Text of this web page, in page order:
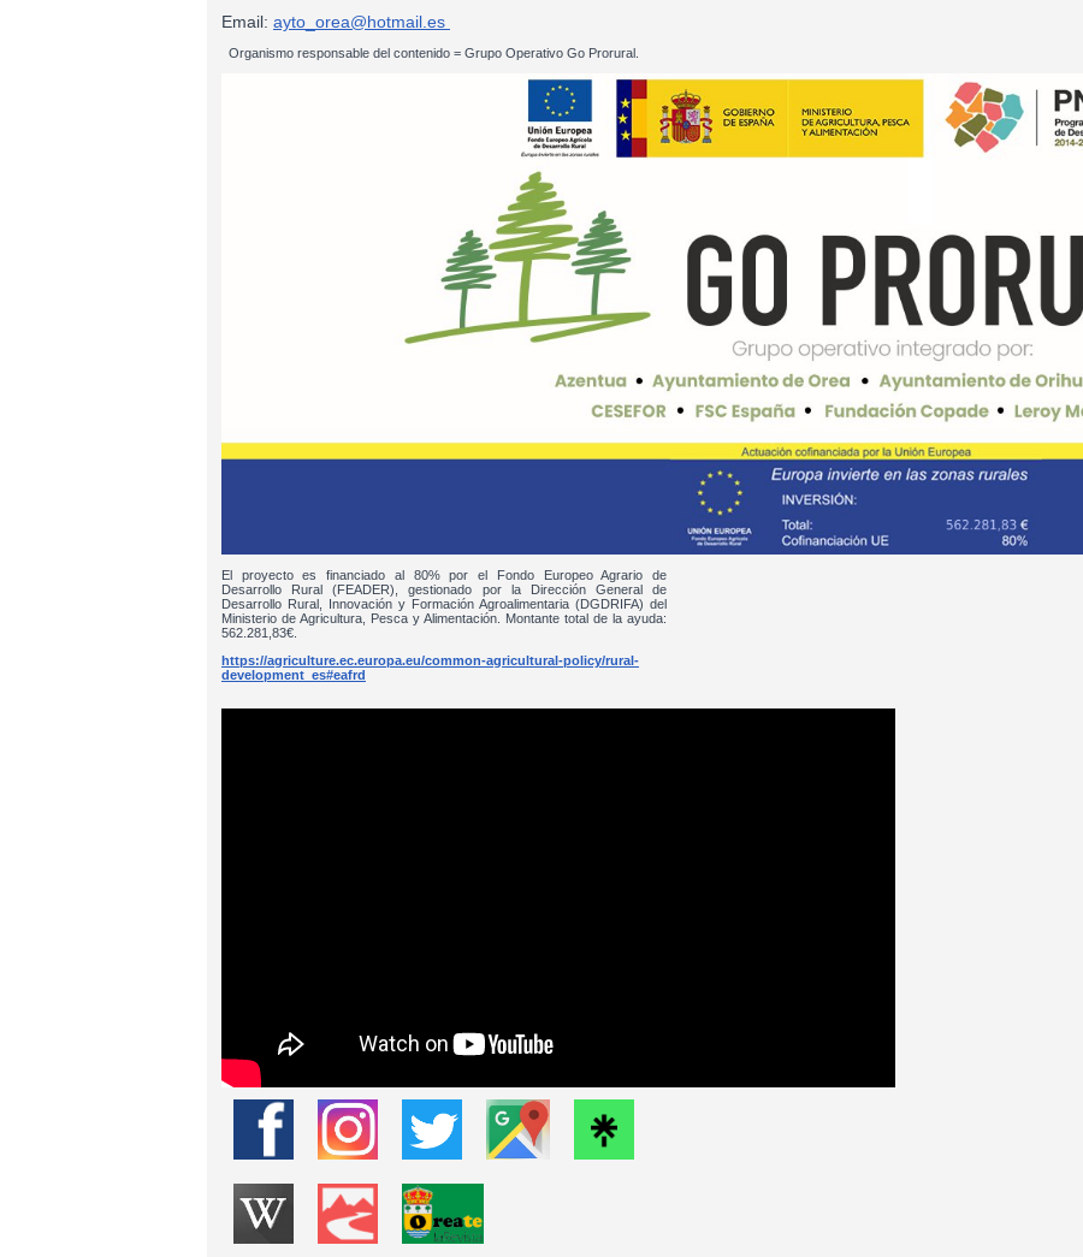
Email: ayto_orea@hotmail.es
Organismo responsable del contenido = Grupo Operativo Go Prorural.
El proyecto es financiado al 80% por el Fondo Europeo Agrario de
Desarrollo Rural (FEADER), gestionado por la Dirección General de
Desarrollo Rural, Innovación y Formación Agroalimentaria (DGDRIFA) del
Ministerio de Agricultura, Pesca y Alimentación. Montante total de la ayuda:
562.281,83€.
https://agriculture.ec.europa.eu/common-agricultural-policy/rural-
development_es#eafrd